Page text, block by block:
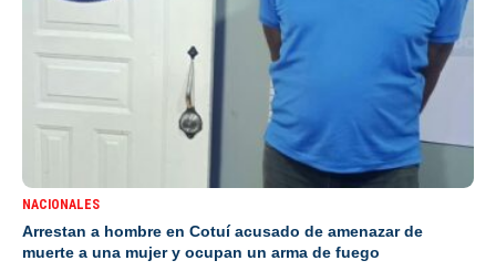
NACIONALES
Arrestan a hombre en Cotuí acusado de amenazar de
muerte a una mujer y ocupan un arma de fuego